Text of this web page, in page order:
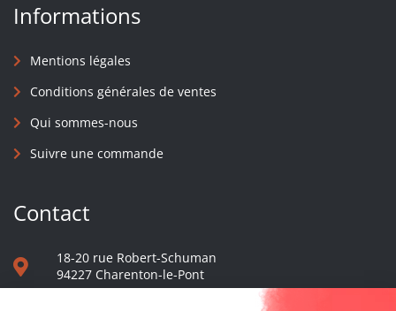
Informations
Mentions légales
Conditions générales de ventes
Qui sommes-nous
Suivre une commande
Contact
18-20 rue Robert-Schuman
94227 Charenton-le-Pont